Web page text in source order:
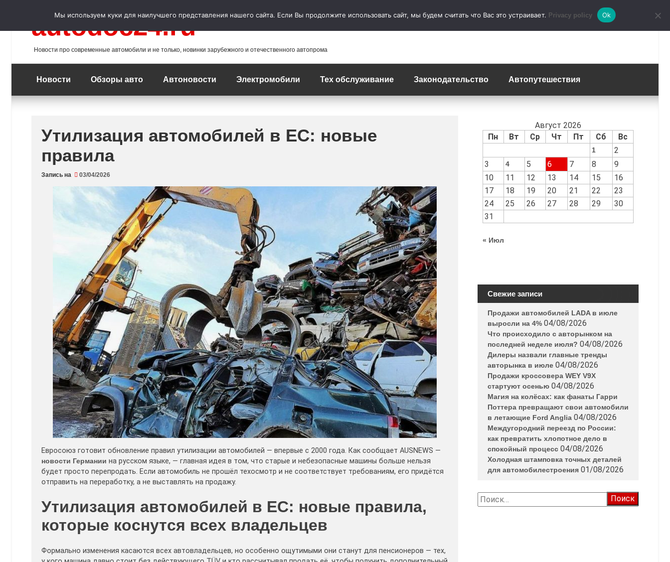
autodoc24.ru
Новости про современные автомобили и не только, новинки зарубежного и отечественного автопрома
Новости Обзоры авто Автоновости Электромобили Тех обслуживание Законодательство Автопутешествия
Утилизация автомобилей в ЕС: новые
правила
Запись на 03/04/2026
Евросоюз готовит обновление правил утилизации автомобилей — впервые с 2000 года. Как сообщает AUSNEWS —
новости Германии на русском языке, — главная идея в том, что старые и небезопасные машины больше нельзя
будет просто перепродать. Если автомобиль не прошёл техосмотр и не соответствует требованиям, его придётся
отправить на переработку, а не выставлять на продажу.
Утилизация автомобилей в ЕС: новые правила,
которые коснутся всех владельцев
Формально изменения касаются всех автовладельцев, но особенно ощутимыми они станут для пенсионеров — тех,
Август 2026
Пн
Вт Ср Чт Пт Сб Вс
1
2
3
4 5 6 7 8
9
10
11 12 13 14 15
16
17
18 19 20 21 22
23
24
25 26 27 28 29
30
31
« Июл
Свежие записи
Продажи автомобилей LADA в июле
выросли на 4% 04/08/2026
Что происходило с авторынком на
последней неделе июля? 04/08/2026
Дилеры назвали главные тренды
авторынка в июле 04/08/2026
Продажи кроссовера WEY V9X
стартуют осенью 04/08/2026
Магия на колёсах: как фанаты Гарри
Поттера превращают свои автомобили
в летающие Ford Anglia 04/08/2026
Междугородний переезд по России:
как превратить хлопотное дело в
спокойный процесс 04/08/2026
Холодная штамповка точных деталей
для автомобилестроения 01/08/2026
Найти:
Мы используем куки для наилучшего представления нашего сайта. Если Вы продолжите использовать сайт, мы будем считать что Вас это устраивает. Privacy policy Ok